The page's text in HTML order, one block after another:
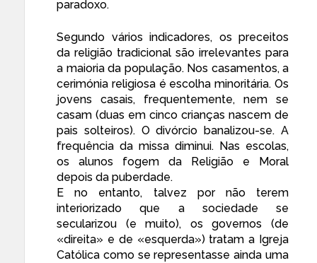
paradoxo.
Segundo vários indicadores, os preceitos
da religião tradicional são irrelevantes para
a maioria da população. Nos casamentos, a
cerimónia religiosa é escolha minoritária. Os
jovens casais, frequentemente, nem se
casam (duas em cinco crianças nascem de
pais solteiros). O divórcio banalizou-se. A
frequência da missa diminui. Nas escolas,
os alunos fogem da Religião e Moral
depois da puberdade.
E no entanto, talvez por não terem
interiorizado que a sociedade se
secularizou (e muito), os governos (de
«direita» e de «esquerda») tratam a Igreja
Católica como se representasse ainda uma